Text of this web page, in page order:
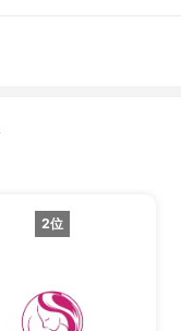
2位